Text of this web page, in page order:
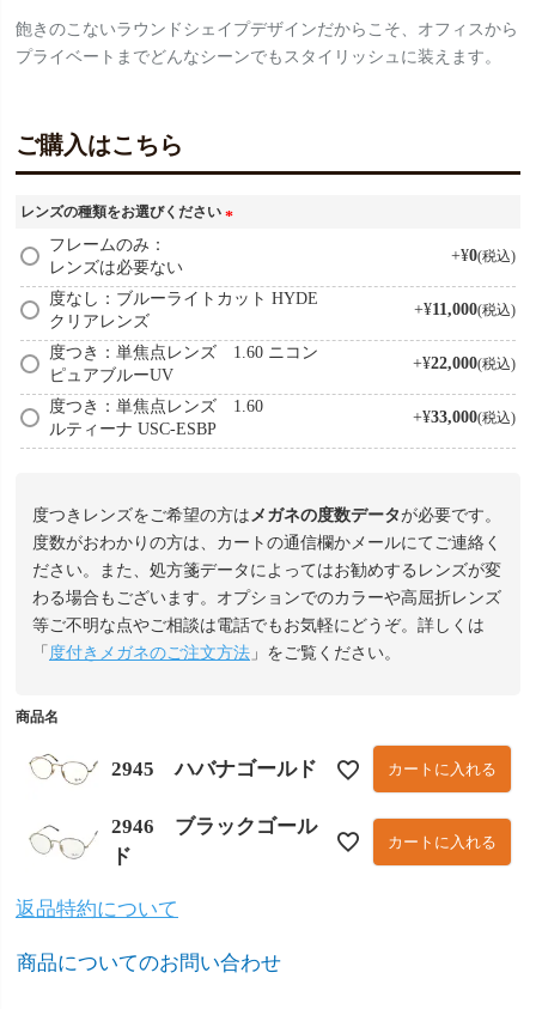
飽きのこないラウンドシェイプデザインだからこそ、オフィスから
プライベートまでどんなシーンでもスタイリッシュに装えます。
ご購入はこちら
レンズの種類をお選びください
須
フレームのみ：
レンズは必要ない
+¥0 税込
度なし：ブルーライトカット HYDE
クリアレンズ
+¥11,000 税込
度つき：単焦点レンズ 1.60 ニコン
ピュアブルーUV
+¥22,000 税込
度つき：単焦点レンズ 1.60
ルティーナ USC-ESBP
+¥33,000 税込
度つきレンズをご希望の方は メガネの度数データが必要です。
度数がおわかりの方は、カートの通信欄かメールにてご連絡く
ださい。また、処方箋データによってはお勧めするレンズが変
わる場合もございます。オプションでのカラーや高屈折レンズ
等ご不明な点やご相談は電話でもお気軽にどうぞ。詳しくは
「 度付きメガネのご注文方法 」をご覧ください。
商品名
2945 ハバナゴールド カートに入れる
2946 ブラックゴール
ド
カートに入れる
返品特約について
商品についてのお問い合わせ